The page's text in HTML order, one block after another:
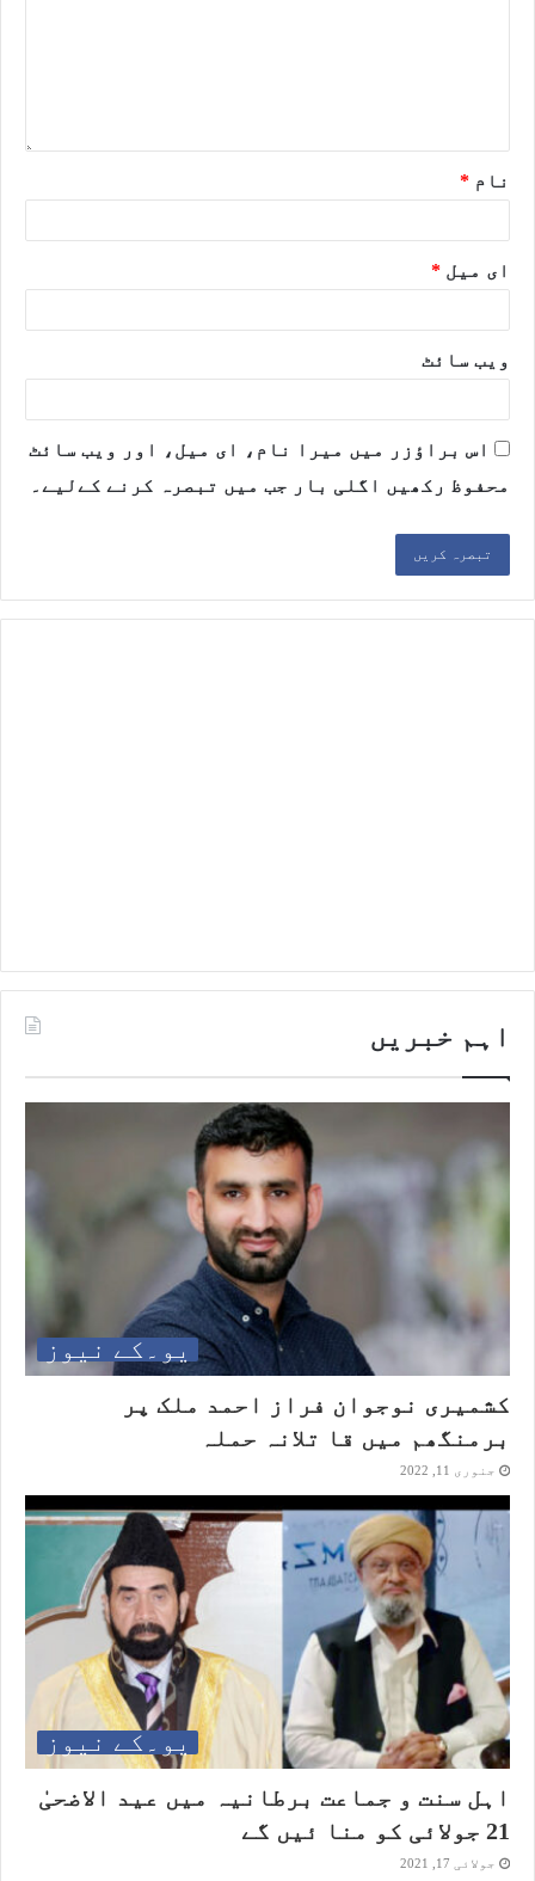
نام *
ای میل *
ویب‌ سائٹ
اس براؤزر میں میرا نام، ای میل، اور ویب سائٹ
محفوظ رکھیں اگلی بار جب میں تبصرہ کرنے کےلیے۔
اہم خبریں
یو۔کے نیوز
کشمیری نوجوان فراز احمد ملک پر
برمنگھم میں قا تلانہ حملہ
جنوری 11, 2022
یو۔کے نیوز
اہل سنت و جماعت برطانیہ میں عید الاضحیٰ
21 جولائی کو منا ئیں گے
جولائی 17, 2021